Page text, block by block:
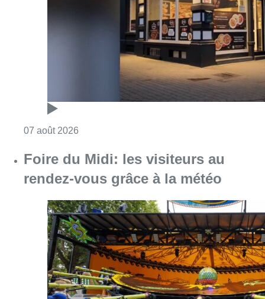
07 août 2026
Foire du Midi: les visiteurs au
rendez-vous grâce à la météo